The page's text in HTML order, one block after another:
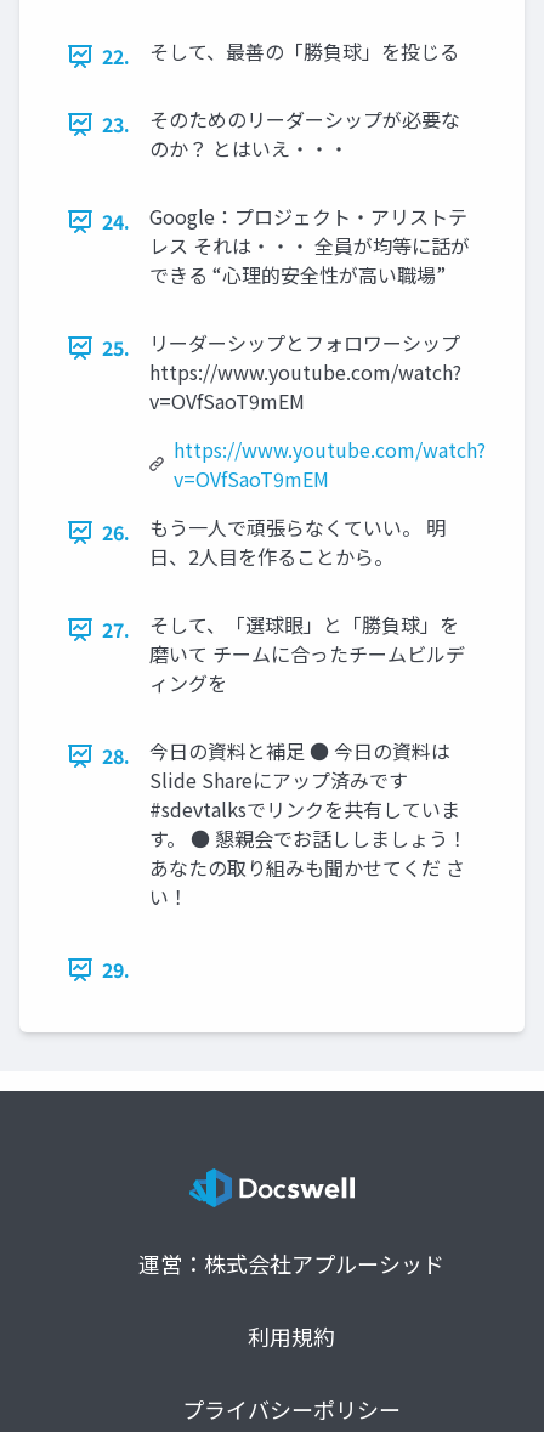
22. そして、最善の「勝負球」を投じる
23.
そのためのリーダーシップが必要な
のか？ とはいえ・・・
24.
Google：プロジェクト・アリストテ
レス それは・・・ 全員が均等に話が
できる “心理的安全性が高い職場”
25.
リーダーシップとフォロワーシップ
https://www.youtube.com/watch?
v=OVfSaoT9mEM
https://www.youtube.com/watch?
v=OVfSaoT9mEM
26.
もう一人で頑張らなくていい。 明
日、2人目を作ることから。
27.
そして、「選球眼」と「勝負球」を
磨いて チームに合ったチームビルデ
ィングを
28.
今日の資料と補足 ● 今日の資料は
Slide Shareにアップ済みです
#sdevtalksでリンクを共有していま
す。 ● 懇親会でお話ししましょう！
あなたの取り組みも聞かせてくだ さ
い！
29.
運営：株式会社アプルーシッド
利用規約
プライバシーポリシー